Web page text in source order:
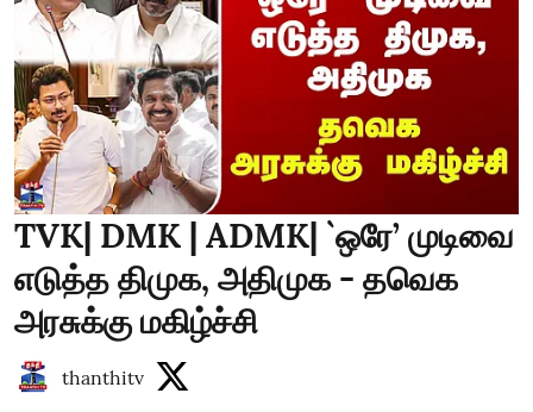
TVK| DMK | ADMK| `ஒரே’ முடிவை
எடுத்த திமுக, அதிமுக - தவெக
அரசுக்கு மகிழ்ச்சி
thanthitv